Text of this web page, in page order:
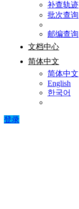
补查轨迹
批次查询
邮编查询
文档中心
简体中文
简体中文
English
한국어
登录